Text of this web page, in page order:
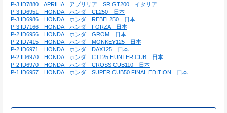
P-3 ID7880　APRILIA　アプリリア　SR GT200　イタリア
P-3 ID6951　HONDA　ホンダ　CL250　日本
P-3 ID6986　HONDA　ホンダ　REBEL250　日本
P-3 ID7166　HONDA　ホンダ　FORZA　日本
P-2 ID6956　HONDA　ホンダ　GROM　日本
P-2 ID7415　HONDA　ホンダ　MONKEY125　日本
P-2 ID6971　HONDA　ホンダ　DAX125　日本
P-2 ID6970　HONDA　ホンダ　CT125 HUNTER CUB　日本
P-2 ID6970　HONDA　ホンダ　CROSS CUB110　日本
P-1 ID6957　HONDA　ホンダ　SUPER CUB50 FINAL EDITION　日本